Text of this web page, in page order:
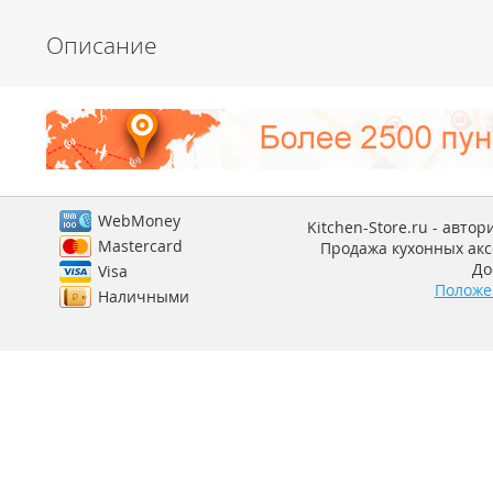
Описание
WebMoney
Mastercard
Visa
Наличными
Kitchen-Store.ru -
Продажа кухонных